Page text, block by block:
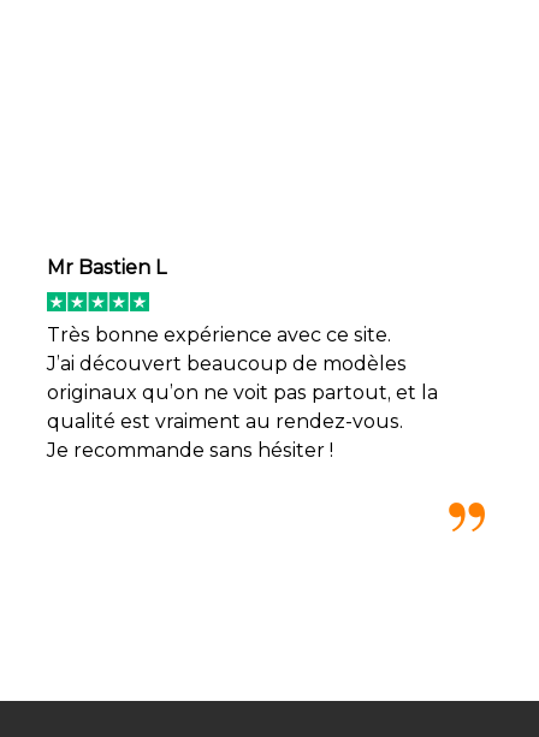
Mr Bastien L
Très bonne expérience avec ce site.
J’ai découvert beaucoup de modèles
originaux qu’on ne voit pas partout, et la
qualité est vraiment au rendez-vous.
Je recommande sans hésiter !